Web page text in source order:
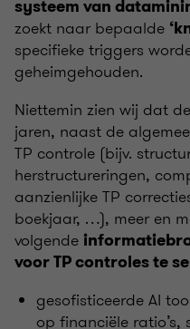
systeem van
zoekt naar bepaalde
specifieke triggers
geheimgehouden.
Niettemin zien wij dat
jaren, naast de
TP controle (bijv.
herstructureringen,
aanzienlijke TP
boekjaar, …), meer en
volgende
voor TP controles te
gesofisticeerde AI
op financiële